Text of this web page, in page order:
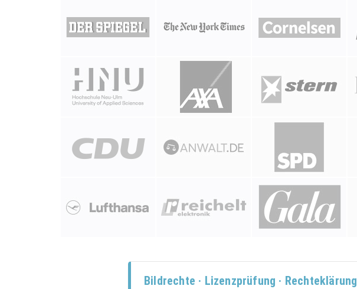
Bildrechte · Lizenzprüfung · Rechteklärung